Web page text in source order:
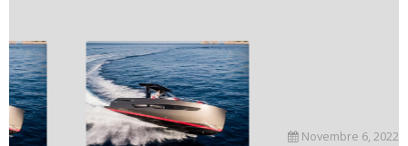
Novembre 6, 2022